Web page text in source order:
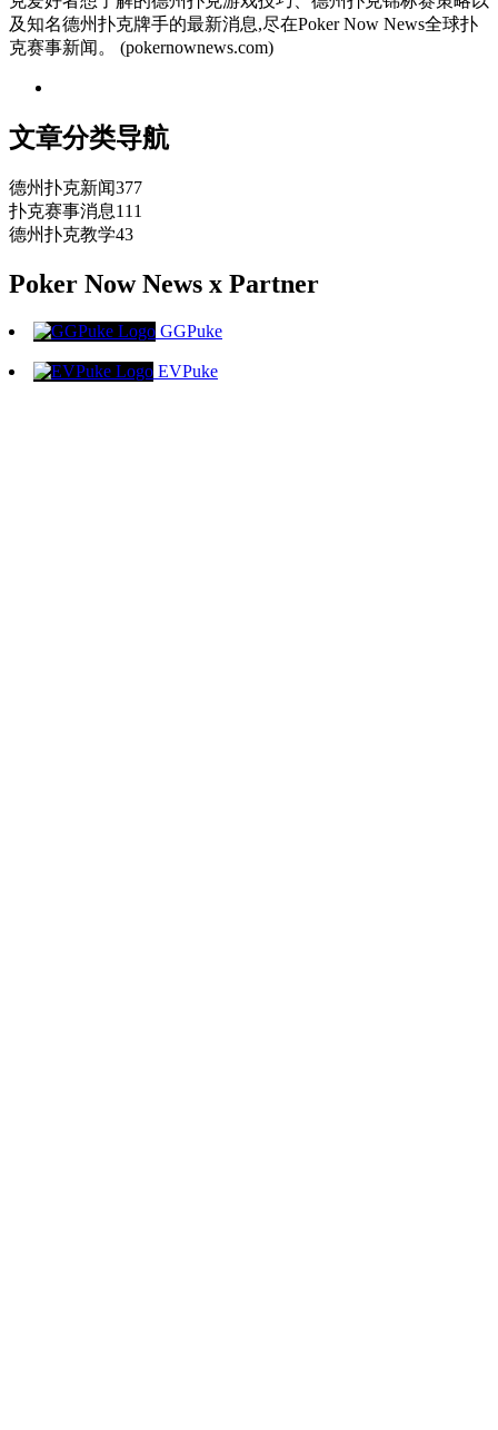
及知名德州扑克牌手的最新消息,尽在Poker Now News全球扑
克赛事新闻。 (pokernownews.com)
文章分类导航
德州扑克新闻377
扑克赛事消息111
德州扑克教学43
Poker Now News x Partner
GGPuke
EVPuke